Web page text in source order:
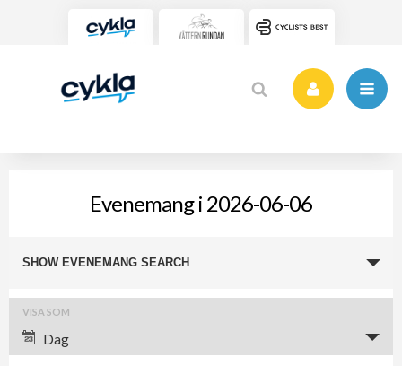
Evenemang i 2026-06-06
Evenemang
and
Views
SHOW EVENEMANG SEARCH
Evenemang
Views
VISA SOM
Dag